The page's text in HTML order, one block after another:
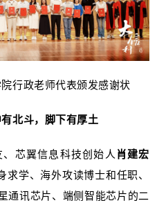
行政老师代表颁发感谢状
北斗，脚下有厚土
芯翼信息科技创始人 肖建宏
学、海外攻读博士和任职、
通讯芯片、端侧智能芯片的二